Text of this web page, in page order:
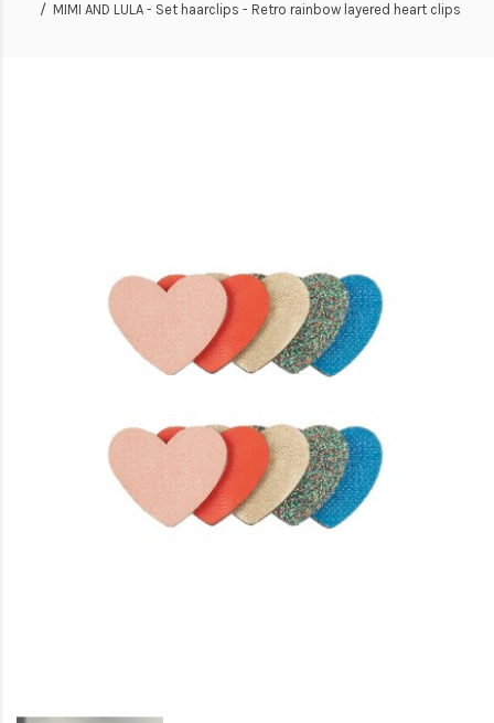
MIMI AND LULA - Set haarclips - Retro rainbow layered heart clips